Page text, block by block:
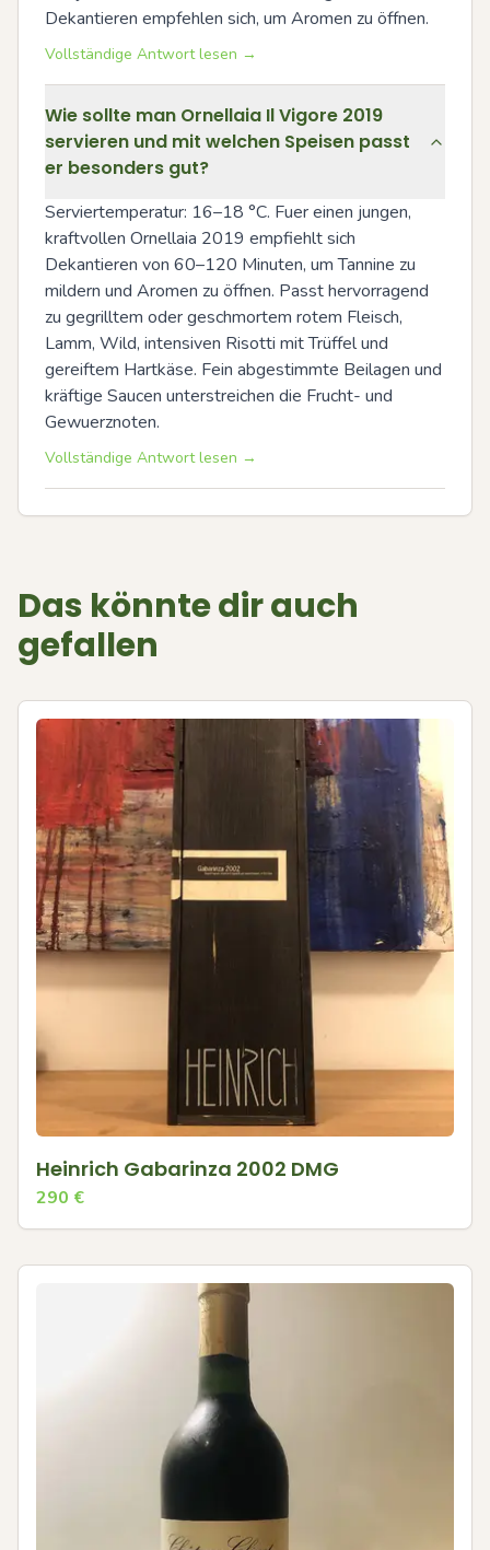
Dekantieren empfehlen sich, um Aromen zu öffnen.
Vollständige Antwort lesen →
Wie sollte man Ornellaia Il Vigore 2019
servieren und mit welchen Speisen passt
er besonders gut?
Serviertemperatur: 16–18 °C. Fuer einen jungen,
kraftvollen Ornellaia 2019 empfiehlt sich
Dekantieren von 60–120 Minuten, um Tannine zu
mildern und Aromen zu öffnen. Passt hervorragend
zu gegrilltem oder geschmortem rotem Fleisch,
Lamm, Wild, intensiven Risotti mit Trüffel und
gereiftem Hartkäse. Fein abgestimmte Beilagen und
kräftige Saucen unterstreichen die Frucht- und
Gewuerznoten.
Vollständige Antwort lesen →
Das könnte dir auch
gefallen
Heinrich Gabarinza 2002 DMG
290 €